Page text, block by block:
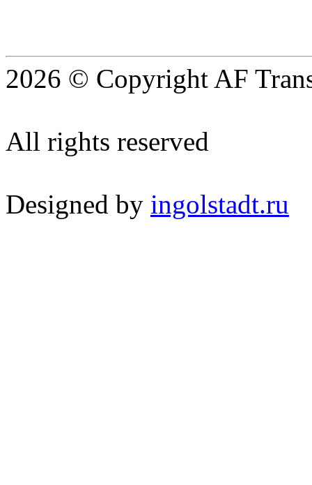
2026 © Copyright AF
All rights reserved
Designed by ingolstadt.ru